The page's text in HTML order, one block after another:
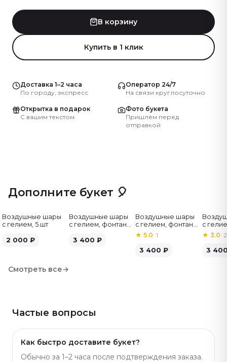
обычного и сохраняют вид. К шарам хорошо подходит
букет живых цветов или сладкий бенто-торт —
комплект делает подарок полнее. В каталоге много
вариантов под разные праздники — выбирайте по
цвету и количеству. Артикул: 3008.
В корзину
Купить в 1 клик
Доставка 1–2 часа
По городу, экспресс
Оператор 24/7
На связи круглосуточно
Открытка в подарок
С вашим текстом
Фото букета
Пришлём перед
отправкой
Дополните букет 🎈
Воздушные шары
с гелием, 5 шт
2 000 ₽
Воздушные шары
с гелием, фонтан,
шт
3 400 ₽
Воздушные шары
с гелием, фонтан,
бело-розовые, 7
шт
★5.0·1
3 400 ₽
с
бело-
★ 3.0· 2
3
Смотреть все→
Частые вопросы
Как быстро доставите букет?
Обычно за 1–2 часа после подтверждения заказа.